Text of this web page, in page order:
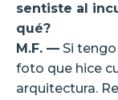
sentiste al
qué?
M.F. — Si
foto que hice
arquitectura.